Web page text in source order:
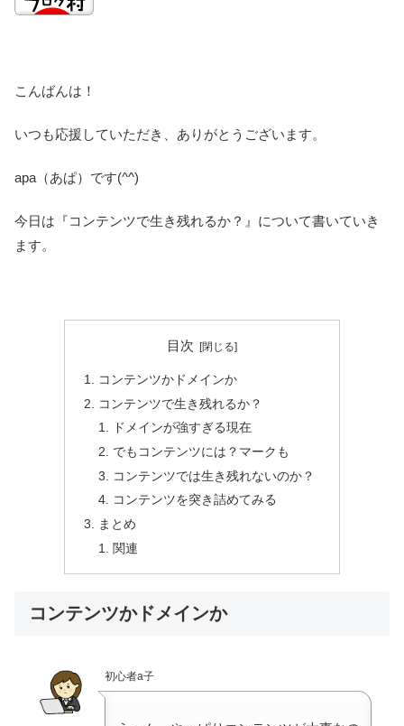
こんばんは！
いつも応援していただき、ありがとうございます。
apa（あぱ）です(^^)
今日は『コンテンツで生き残れるか？』について書いていき
ます。
目次
コンテンツかドメインか
コンテンツで生き残れるか？
ドメインが強すぎる現在
でもコンテンツには？マークも
コンテンツでは生き残れないのか？
コンテンツを突き詰めてみる
まとめ
関連
コンテンツかドメインか
初心者a子